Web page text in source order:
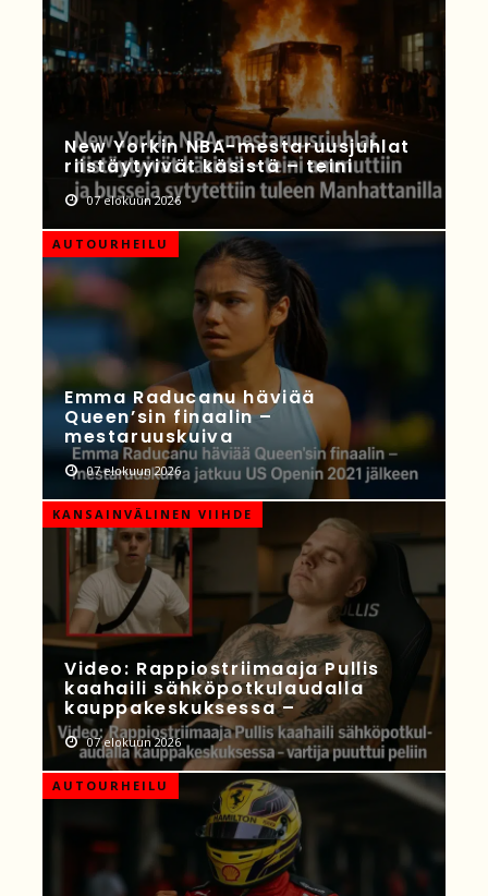
New Yorkin NBA-mestaruusjuhlat
riistäytyivät käsistä – teini
07 elokuun 2026
AUTOURHEILU
Emma Raducanu häviää
Queen’sin finaalin –
mestaruuskuiva
07 elokuun 2026
KANSAINVÄLINEN VIIHDE
Video: Rappiostriimaaja Pullis
kaahaili sähköpotkulaudalla
kauppakeskuksessa –
07 elokuun 2026
AUTOURHEILU